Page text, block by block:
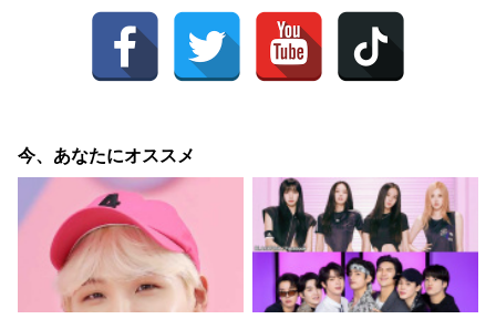
今、あなたにオススメ